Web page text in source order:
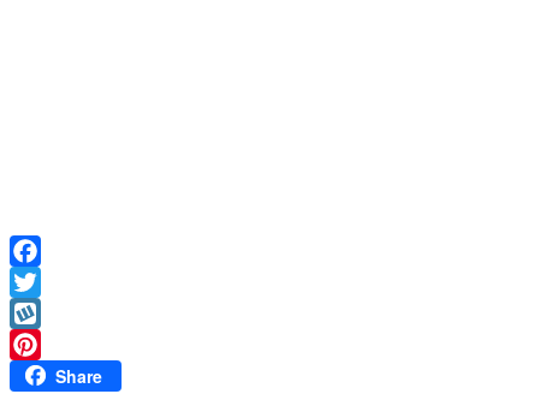
Facebook
Twitter
Wykop
PinterestShare